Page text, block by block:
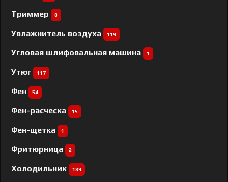
Триммер 8
Увлажнитель воздуха 119
Угловая шлифовальная машина 1
Утюг 117
Фен 54
Фен-расческа 15
Фен-щетка 1
Фритюрница 2
Холодильник 189